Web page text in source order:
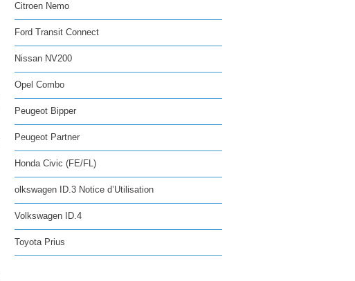
Citroen Nemo
Ford Transit Connect
Nissan NV200
Opel Combo
Peugeot Bipper
Peugeot Partner
Honda Civic (FE/FL)
olkswagen ID.3 Notice d’Utilisation
Volkswagen ID.4
Toyota Prius